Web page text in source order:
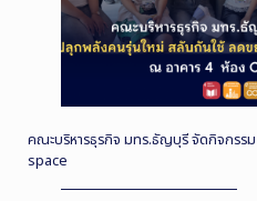
คณะบริหารธุรกิจ มทร.ธัญบุรี จัดกิจกรร
space